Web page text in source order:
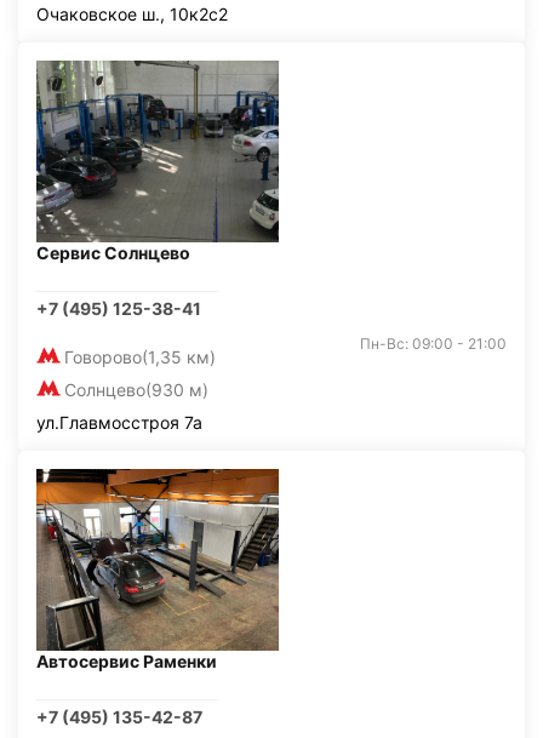
Очаковское ш., 10к2с2
Сервис Солнцево
+7 (495) 125-38-41
Говорово(1,35 км)
Солнцево(930 м)
Пн-Вс: 09:00 - 21:00
ул.Главмосстроя 7а
Автосервис Раменки
+7 (495) 135-42-87